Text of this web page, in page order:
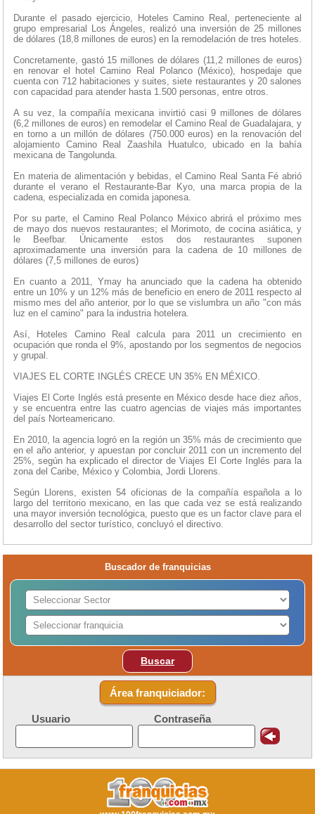
Durante el pasado ejercicio, Hoteles Camino Real, perteneciente al
grupo empresarial Los Ángeles, realizó una inversión de 25 millones
de dólares (18,8 millones de euros) en la remodelación de tres hoteles.
Concretamente, gastó 15 millones de dólares (11,2 millones de euros)
en renovar el hotel Camino Real Polanco (México), hospedaje que
cuenta con 712 habitaciones y suites, siete restaurantes y 20 salones
con capacidad para atender hasta 1.500 personas, entre otros.
A su vez, la compañía mexicana invirtió casi 9 millones de dólares
(6,2 millones de euros) en remodelar el Camino Real de Guadalajara, y
en torno a un millón de dólares (750.000 euros) en la renovación del
alojamiento Camino Real Zaashila Huatulco, ubicado en la bahía
mexicana de Tangolunda.
En materia de alimentación y bebidas, el Camino Real Santa Fé abrió
durante el verano el Restaurante-Bar Kyo, una marca propia de la
cadena, especializada en comida japonesa.
Por su parte, el Camino Real Polanco México abrirá el próximo mes
de mayo dos nuevos restaurantes; el Morimoto, de cocina asiática, y
le Beefbar. Únicamente estos dos restaurantes suponen
aproximadamente una inversión para la cadena de 10 millones de
dólares (7,5 millones de euros)
En cuanto a 2011, Ymay ha anunciado que la cadena ha obtenido
entre un 10% y un 12% más de beneficio en enero de 2011 respecto al
mismo mes del año anterior, por lo que se vislumbra un año "con más
luz en el camino" para la industria hotelera.
Así, Hoteles Camino Real calcula para 2011 un crecimiento en
ocupación que ronda el 9%, apostando por los segmentos de negocios
y grupal.
VIAJES EL CORTE INGLÉS CRECE UN 35% EN MÉXICO.
Viajes El Corte Inglés está presente en México desde hace diez años,
y se encuentra entre las cuatro agencias de viajes más importantes
del país Norteamericano.
En 2010, la agencia logró en la región un 35% más de crecimiento que
en el año anterior, y apuestan por concluir 2011 con un incremento del
25%, según ha explicado el director de Viajes El Corte Inglés para la
zona del Caribe, México y Colombia, Jordi Llorens.
Según Llorens, existen 54 oficionas de la compañía española a lo
largo del territorio mexicano, en las que cada vez se está realizando
una mayor inversión tecnológica, puesto que es un factor clave para el
desarrollo del sector turístico, concluyó el directivo.
Buscador de franquicias
Buscar
Área franquiciador:
Usuario Contraseña